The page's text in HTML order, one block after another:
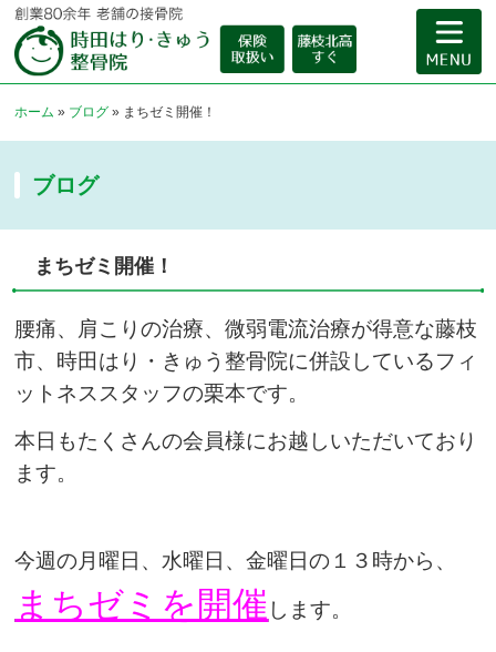
ホーム » ブログ » まちゼミ開催！
ブログ
まちゼミ開催！
腰痛、肩こりの治療、微弱電流治療が得意な藤枝
市、時田はり・きゅう整骨院に併設しているフィ
ットネススタッフの栗本です。
本日もたくさんの会員様にお越しいただいており
ます。
今週の月曜日、水曜日、金曜日の１３時から、
まちゼミを開催 します。